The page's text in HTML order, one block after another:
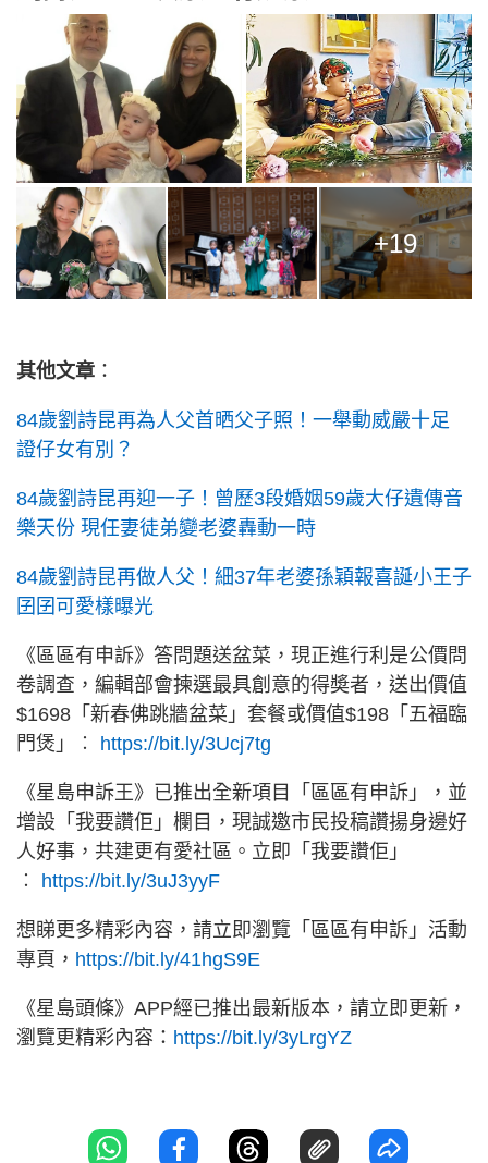
+19
其他文章 ：
84歲劉詩昆再為人父首晒父子照！一舉動威嚴十足
證仔女有別？
84歲劉詩昆再迎一子！曾歷3段婚姻59歲大仔遺傳音
樂天份 現任妻徒弟變老婆轟動一時
84歲劉詩昆再做人父！細37年老婆孫穎報喜誕小王子
囝囝可愛樣曝光
《區區有申訴》答問題送盆菜，現正進行利是公價問
卷調查，編輯部會揀選最具創意的得奬者，送出價值
$1698「新春佛跳牆盆菜」套餐或價值$198「五福臨
門煲」︰ https://bit.ly/3Ucj7tg
《星島申訴王》已推出全新項目「區區有申訴」，並
增設「我要讚佢」欄目，現誠邀市民投稿讚揚身邊好
人好事，共建更有愛社區。立即「我要讚佢」
︰ https://bit.ly/3uJ3yyF
想睇更多精彩內容，請立即瀏覽「區區有申訴」活動
專頁， https://bit.ly/41hgS9E
《星島頭條》APP經已推出最新版本，請立即更新，
瀏覽更精彩內容： https://bit.ly/3yLrgYZ